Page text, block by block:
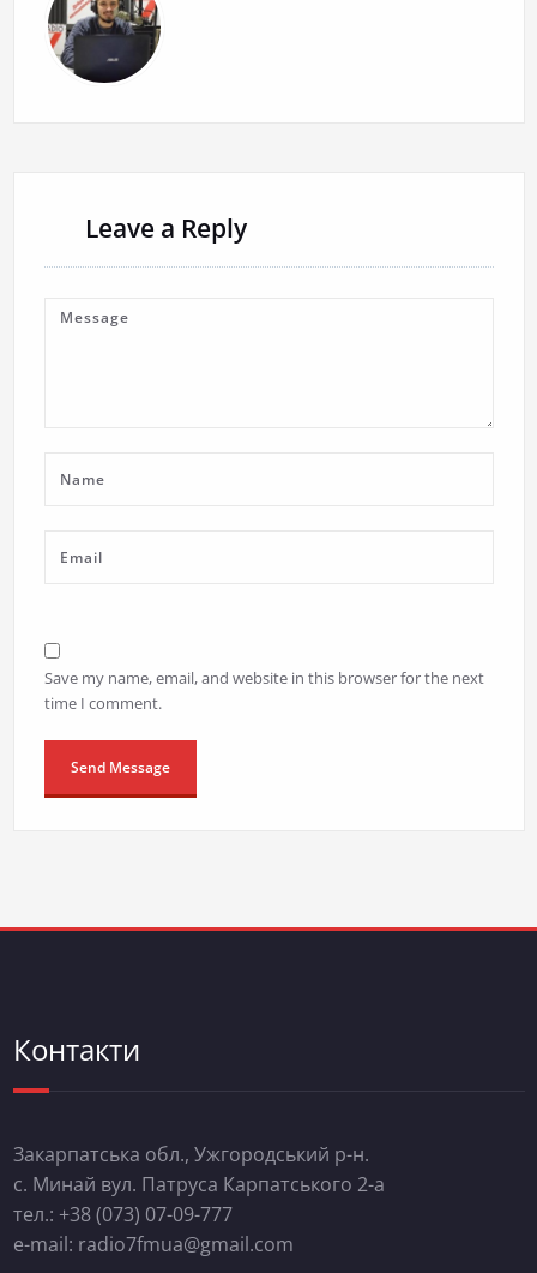
Leave a Reply
Save my name, email, and website in this browser for the next
time I comment.
Контакти
Закарпатська обл., Ужгородський р-н.
с. Минай вул. Патруса Карпатського 2-а
тел.: +38 (073) 07-09-777
e-mail: radio7fmua@gmail.com